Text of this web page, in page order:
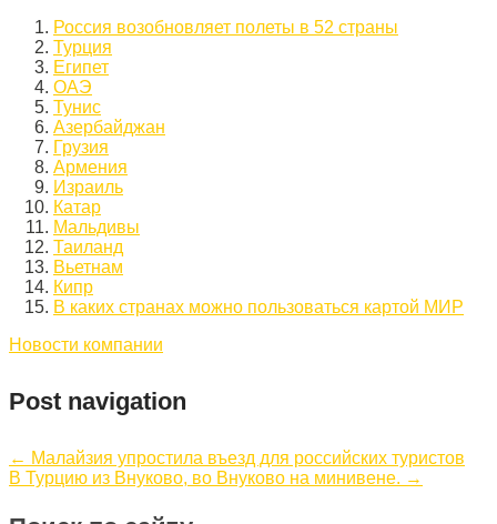
Россия возобновляет полеты в 52 страны
Турция
Египет
ОАЭ
Тунис
Азербайджан
Грузия
Армения
Израиль
Катар
Мальдивы
Таиланд
Вьетнам
Кипр
В каких странах можно пользоваться картой МИР
Новости компании
Post navigation
← Малайзия упростила въезд для российских туристов
В Турцию из Внуково, во Внуково на минивене. →